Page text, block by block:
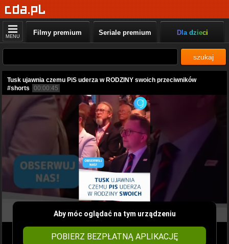
MENU Filmy premium Seriale premium Dla dzieci
szukaj
Tusk ujawnia czemu PiS uderza w RODZINY swoich przeciwników
#shorts
00:00:45
Aby móc oglądać na tym urządzeniu
POBIERZ BEZPŁATNĄ APLIKACJĘ